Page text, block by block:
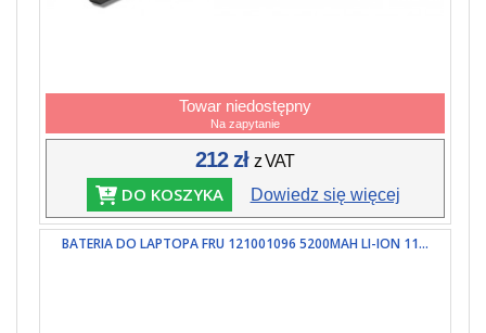
Towar niedostępny
Na zapytanie
212 złz VAT
DO KOSZYKA Dowiedz się więcej
BATERIA DO LAPTOPA FRU 121001096 5200MAH LI-ION 11...